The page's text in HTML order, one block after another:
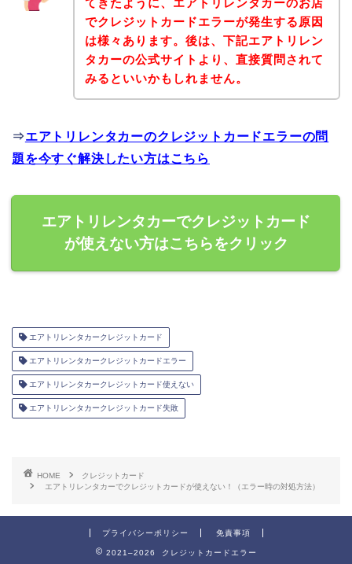
てきたように、エアトリレンタカーのお店
でクレジットカードエラーが発生する原因
は様々あります。後は、下記エアトリレン
タカーの公式サイトより、直接質問されて
みるといいかもしれません。
⇒エアトリレンタカーのクレジットカードエラーの問
題を今すぐ解決したい方はこちら
エアトリレンタカーでクレジットカード
が使えない方はこちらをクリック
エアトリレンタカークレジットカード
エアトリレンタカークレジットカードエラー
エアトリレンタカークレジットカード使えない
エアトリレンタカークレジットカード失敗
HOME
クレジットカード
エアトリレンタカーでクレジットカードが使えない！（エラー時の対処方法）
プライバシーポリシー 免責事項
2021–2026 クレジットカードエラー